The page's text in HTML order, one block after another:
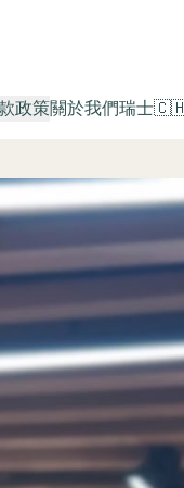
政策關於我們瑞士🇨🇭